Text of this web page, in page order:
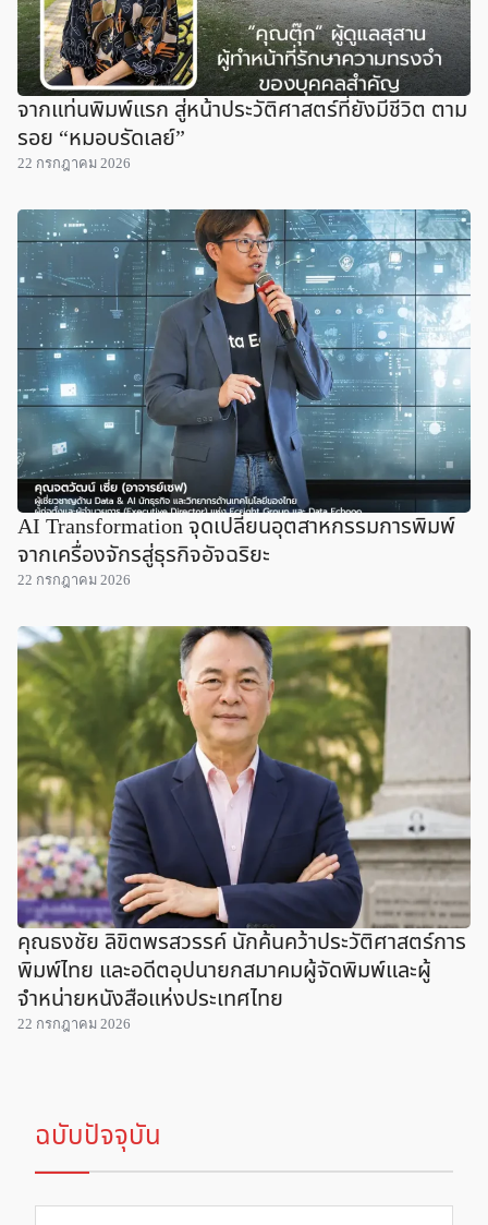
จากแท่นพิมพ์แรก สู่หน้าประวัติศาสตร์ที่ยังมีชีวิต ตาม
รอย “หมอบรัดเลย์”
22 กรกฎาคม 2026
AI Transformation จุดเปลี่ยนอุตสาหกรรมการพิมพ์
จากเครื่องจักรสู่ธุรกิจอัจฉริยะ
22 กรกฎาคม 2026
คุณธงชัย ลิขิตพรสวรรค์ นักค้นคว้าประวัติศาสตร์การ
พิมพ์ไทย และอดีตอุปนายกสมาคมผู้จัดพิมพ์และผู้
จำหน่ายหนังสือแห่งประเทศไทย
22 กรกฎาคม 2026
ฉบับปัจจุบัน